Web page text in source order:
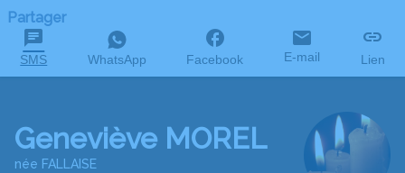
Partager
SMS WhatsApp Facebook E-mail Lien
Geneviève MOREL
née FALLAISE